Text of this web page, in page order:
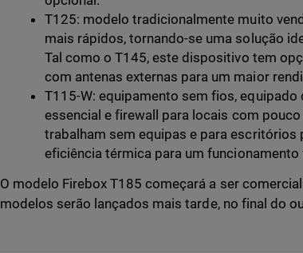
T125: modelo tradicionalmente muito
mais rápidos, tornando-se uma solução
Tal como o T145, este dispositivo tem
com antenas externas para um maior
T115-W: equipamento sem fios,
essencial e firewall para locais com
trabalham sem equipas e para escritórios
eficiência térmica para um funcionamento
O modelo Firebox T185 começará a ser
modelos serão lançados mais tarde, no final do